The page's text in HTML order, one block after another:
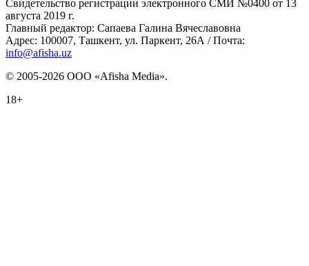
Свидетельство регистрации электронного СМИ №0400 от 13
августа 2019 г.
Главный редактор: Сапаева Галина Вячеславовна
Адрес: 100007, Ташкент, ул. Паркент, 26А / Почта:
info@afisha.uz
© 2005-2026 ООО «Afisha Media».
18+